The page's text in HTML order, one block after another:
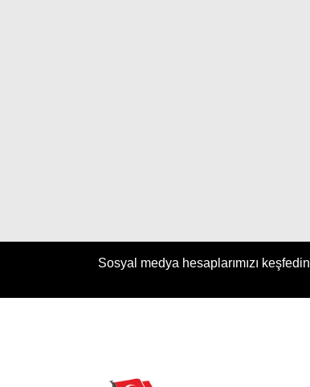
Sosyal medya hesaplarımızı keşfedin